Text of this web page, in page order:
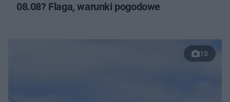
08.08? Flaga, warunki pogodowe
10